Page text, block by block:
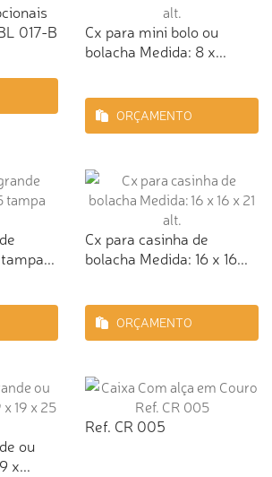
017-B
Cx para mini bolo ou
bolacha Medida: 8 x...
ORÇAMENTO
Cx para casinha de
bolacha Medida: 16 x 16...
ORÇAMENTO
ou
x...
Ref. CR 005